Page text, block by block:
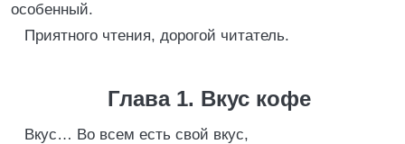
особенный.
Приятного чтения, дорогой читатель.
Глава 1. Вкус кофе
Вкус… Во всем есть свой вкус,